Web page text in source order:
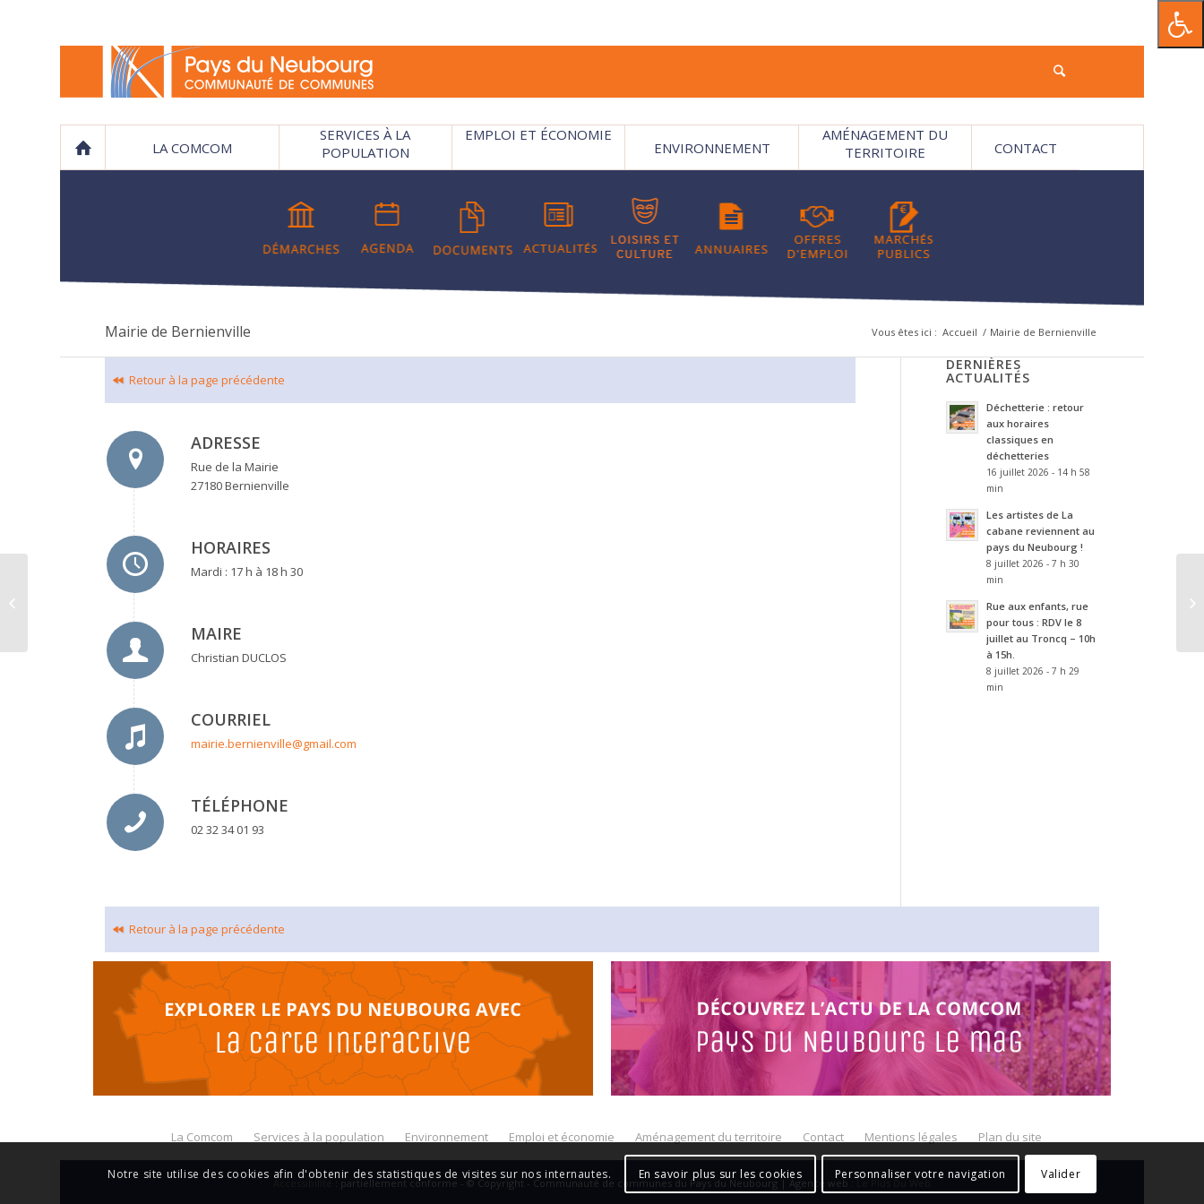
LA COMCOM
SERVICES À LA
POPULATION
EMPLOI ET ÉCONOMIE
ENVIRONNEMENT
AMÉNAGEMENT DU
TERRITOIRE
CONTACT
Mairie de Bernienville Vous êtes ici : Accueil / Mairie de Bernienville
Retour à la page précédente
ADRESSE
Rue de la Mairie
27180 Bernienville
HORAIRES
Mardi : 17 h à 18 h 30
MAIRE
Christian DUCLOS
COURRIEL
mairie.bernienville@gmail.com
TÉLÉPHONE
02 32 34 01 93
DERNIÈRES
ACTUALITÉS
Déchetterie : retour
aux horaires
classiques en
déchetteries
16 juillet 2026 - 14 h 58
min
Les artistes de La
cabane reviennent au
pays du Neubourg !
8 juillet 2026 - 7 h 30
min
Rue aux enfants, rue
pour tous : RDV le 8
juillet au Troncq – 10h
à 15h.
8 juillet 2026 - 7 h 29
min
Retour à la page précédente
La Comcom Services à la population Environnement Emploi et économie Aménagement du territoire Contact Mentions légales Plan du site
: partiellement conforme - © Copyright - Communauté de communes du Pays du Neubourg | Agence web :
Mairie de Bérengeville-
Notre site utilise des cookies afin d'obtenir des statistiques de visites sur nos internautes. En savoir plus sur les cookies Personnaliser votre navigation Valider